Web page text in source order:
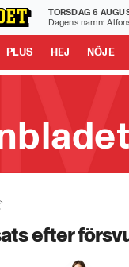
TORSDAG 6
Dagens namn:
PLUS HEJ NÖJE
är en del av Schibsted
”Håren på
efter